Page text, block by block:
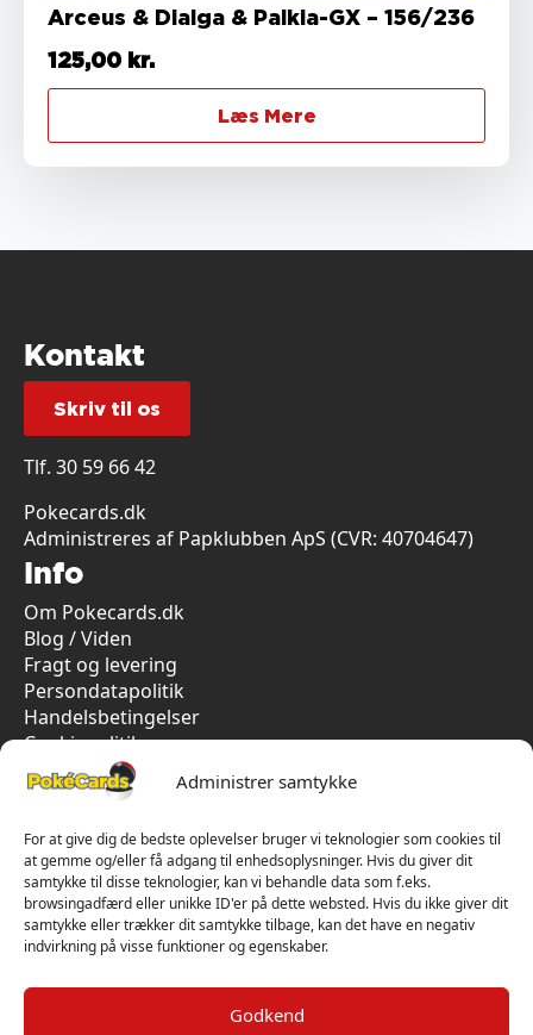
Administrer samtykke
For at give dig de bedste oplevelser bruger vi teknologier som cookies til
at gemme og/eller få adgang til enhedsoplysninger. Hvis du giver dit
samtykke til disse teknologier, kan vi behandle data som f.eks.
browsingadfærd eller unikke ID'er på dette websted. Hvis du ikke giver dit
samtykke eller trækker dit samtykke tilbage, kan det have en negativ
indvirkning på visse funktioner og egenskaber.
Godkend
Arceus & Dialga & Palkia-GX – 156/236
125,00 kr.
Læs Mere
Kontakt
Skriv til os
Tlf. 30 59 66 42
Pokecards.dk
Administreres af Papklubben ApS (CVR: 40704647)
Info
Om Pokecards.dk
Blog / Viden
Fragt og levering
Persondatapolitik
Handelsbetingelser
Cookiepolitik
Vi har kun 5-stjernet anmeldelser på Trustpilot